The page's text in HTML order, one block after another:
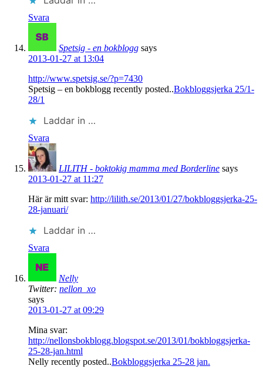
Svara
Spetsig - en bokblogg says
2013-01-27 at 13:04
http://www.spetsig.se/?p=7430
Spetsig – en bokblogg recently posted..Bokbloggsjerka 25/1-
28/1
Laddar in …
Svara
LILITH - boktokig mamma med Borderline says
2013-01-27 at 11:27
Här är mitt svar: http://lilith.se/2013/01/27/bokbloggsjerka-25-
28-januari/
Laddar in …
Svara
Nelly
Twitter: nellon_xo
says
2013-01-27 at 09:29
Mina svar:
http://nellonsbokblogg.blogspot.se/2013/01/bokbloggsjerka-
25-28-jan.html
Nelly recently posted..Bokbloggsjerka 25-28 jan.